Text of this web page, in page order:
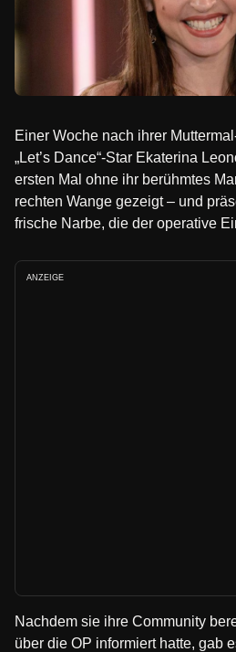
Einer Woche nach ihrer
„Let’s Dance“-Star Ekaterina
ersten Mal ohne ihr berühmtes
rechten Wange gezeigt – und
frische Narbe, die der operative
ANZEIGE
Nachdem sie ihre Community
über die OP informiert hatte, gab